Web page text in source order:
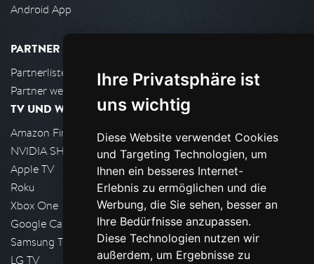
Ihre Privatsphäre ist
uns wichtig
Diese Website verwendet Cookies
und Targeting Technologien, um
Ihnen ein besseres Internet-
Erlebnis zu ermöglichen und die
Werbung, die Sie sehen, besser an
Ihre Bedürfnisse anzupassen.
Diese Technologien nutzen wir
außerdem, um Ergebnisse zu
Android App
PARTNER
Partnerliste
Partner werden
TV UND WOHNZIMMER
Amazon FireTV
NVIDIA SHIELD, Google TV
Apple TV
Roku
Xbox One
Google Cast
Samsung TV
LG TV